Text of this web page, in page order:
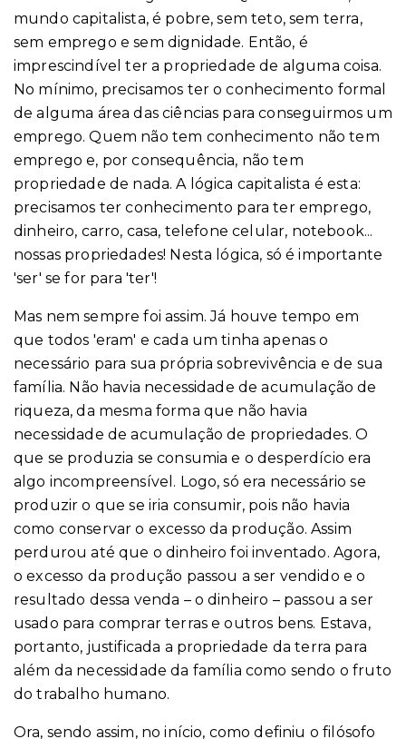
mundo capitalista, é pobre, sem teto, sem terra,
sem emprego e sem dignidade. Então, é
imprescindível ter a propriedade de alguma coisa.
No mínimo, precisamos ter o conhecimento formal
de alguma área das ciências para conseguirmos um
emprego. Quem não tem conhecimento não tem
emprego e, por consequência, não tem
propriedade de nada. A lógica capitalista é esta:
precisamos ter conhecimento para ter emprego,
dinheiro, carro, casa, telefone celular, notebook...
nossas propriedades! Nesta lógica, só é importante
'ser' se for para 'ter'!
Mas nem sempre foi assim. Já houve tempo em
que todos 'eram' e cada um tinha apenas o
necessário para sua própria sobrevivência e de sua
família. Não havia necessidade de acumulação de
riqueza, da mesma forma que não havia
necessidade de acumulação de propriedades. O
que se produzia se consumia e o desperdício era
algo incompreensível. Logo, só era necessário se
produzir o que se iria consumir, pois não havia
como conservar o excesso da produção. Assim
perdurou até que o dinheiro foi inventado. Agora,
o excesso da produção passou a ser vendido e o
resultado dessa venda – o dinheiro – passou a ser
usado para comprar terras e outros bens. Estava,
portanto, justificada a propriedade da terra para
além da necessidade da família como sendo o fruto
do trabalho humano.
Ora, sendo assim, no início, como definiu o filósofo